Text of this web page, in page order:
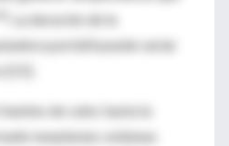
. La duración de la
portátil puede variar
de calor, hasta la
neoplasias cutáneas